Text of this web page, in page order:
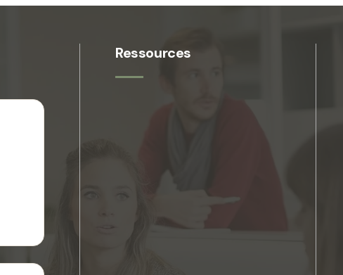
Ressources